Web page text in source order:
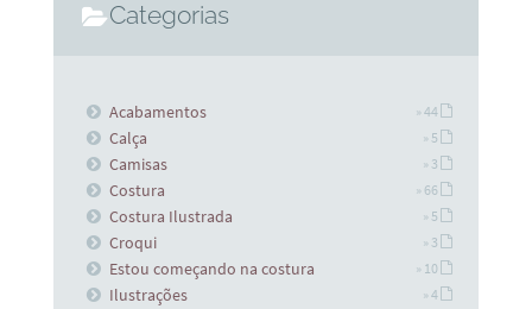
Categorias
Acabamentos » 44
Calça » 5
Camisas » 3
Costura » 66
Costura Ilustrada » 5
Croqui » 3
Estou começando na costura » 10
Ilustrações » 4